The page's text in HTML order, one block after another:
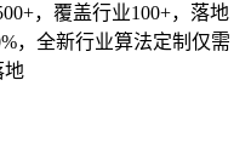
，覆盖行业100+，落地
，全新行业算法定制仅需
地